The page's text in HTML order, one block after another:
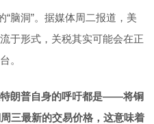
脑洞”。据媒体周二报道，美
于形式，关税其实可能会在正
。
朗普自身的呼吁都是——将铜
三最新的交易价格，这意味着